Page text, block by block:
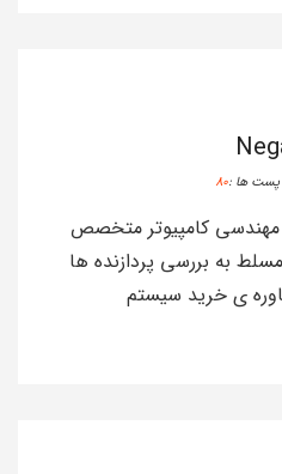
ها :80
کامپیوتر متخصص
به بررسی پردازنده ها
ی خرید سیستم